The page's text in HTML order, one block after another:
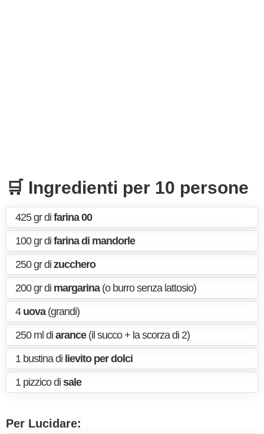
🛒 Ingredienti per 10 persone
425 gr di farina 00
100 gr di farina di mandorle
250 gr di zucchero
200 gr di margarina(o burro senza lattosio)
4 uova(grandi)
250 ml di arance(il succo + la scorza di 2)
1 bustina di lievito per dolci
1 pizzico di sale
Per Lucidare: